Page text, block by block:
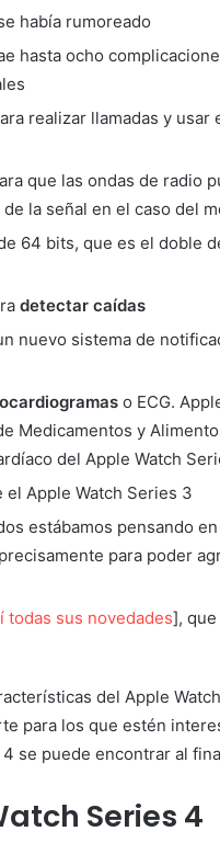
había rumoreado
hasta ocho
realizar llamadas y usar
que las ondas de radio
la señal en el caso del
64 bits, que es el doble
detectar caídas
nuevo sistema de
o ECG.
Medicamentos y
del Apple Watch
el Apple Watch Series 3
estábamos pensando
para poder
todas sus novedades],
del Apple
para los que estén
se puede encontrar al
Series 4